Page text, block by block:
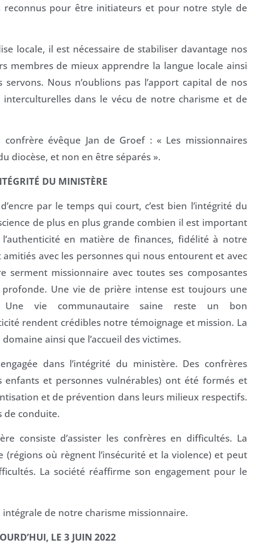
reconnus pour être initiateurs et pour notre style de
locale, il est nécessaire de stabiliser davantage nos
membres de mieux apprendre la langue locale ainsi
Nous n’oublions pas l’apport capital de nos
dans le vécu de notre charisme et de
évêque Jan de Groef : « Les missionnaires
diocèse, et non en être séparés ».
DU MINISTÈRE
par le temps qui court, c’est bien l’intégrité du
de plus en plus grande combien il est important
en matière de finances, fidélité à notre
avec les personnes qui nous entourent et avec
serment missionnaire avec toutes ses composantes
Une vie de prière intense est toujours une
vie communautaire saine reste un bon
rendent crédibles notre témoignage et mission. La
ainsi que l’accueil des victimes.
dans l’intégrité du ministère. Des confrères
et personnes vulnérables) ont été formés et
et de prévention dans leurs milieux respectifs.
de conduite.
consiste d’assister les confrères en difficultés. La
où règnent l’insécurité et la violence) et peut
La société réaffirme son engagement pour le
de notre charisme missionnaire.
LE 3 JUIN 2022